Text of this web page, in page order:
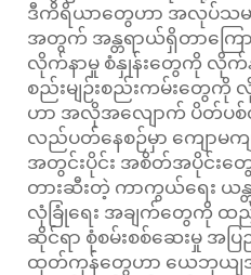
ဒီကိရိယာတွေဟာ အလုပ်သမာ
အတွက် အန္တရာယ်ရှိတာကြေ
လိုက်နာမှု စံနှုန်းတွေကို လိုက်န
စည်းမျဉ်းစည်းကမ်းတွေ
ဟာ အလိုအလျောက် ပိတ်ပစ်
လည်ပတ်နေစဉ်မှာ ကျောမ
အတွင်းပိုင်း အစိတ်အပိုင်း
တားဆီးတဲ့ ကာကွယ်ရေး ယန္
လုံခြုံရေး အချက်တွေကို ထ
ဆိုင်ရာ စုံစမ်းစစ်ဆေးမှု အ
ထုတ်ကုန်တွေဟာ ယေဘုယျအာ